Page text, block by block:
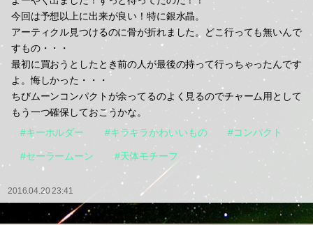
今回は予想以上に出来が良い！特に銀水晶。
アーティクル見つけるのに骨が折れました。どこ行っても無いんで
すもの・・・
最初に買おうとしたとき前の人が最後の持って行っちゃったんです
よ。悔しかった・・・
ちびムーンコンパクトが余ってるのよく見るのでチャーム用として
もう一つ確保しておこうかな。
#キーホルダー
#キラキラかわいいもの #コンパクト
#セーラームーン #天体モチーフ
2016.04.20 23:41